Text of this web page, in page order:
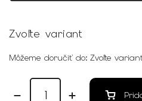
Zvoľte variant
Môžeme doručiť do: Zvoľte